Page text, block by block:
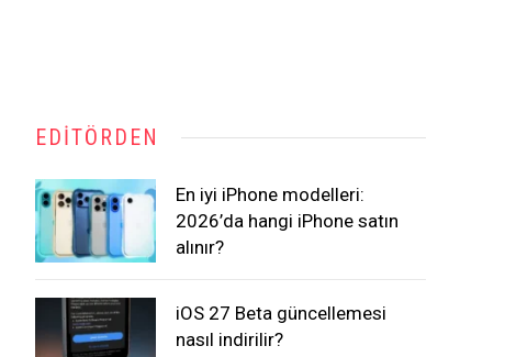
EDITÖRDEN
En iyi iPhone modelleri:
2026’da hangi iPhone satın
alınır?
iOS 27 Beta güncellemesi
nasıl indirilir?